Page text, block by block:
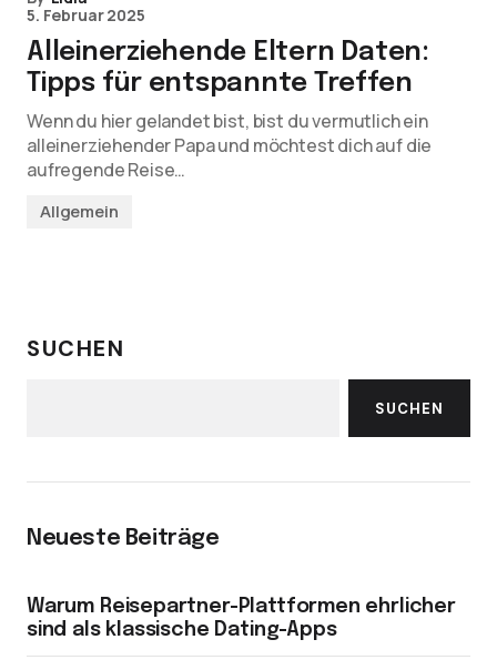
5. Februar 2025
Alleinerziehende Eltern Daten:
Tipps für entspannte Treffen
Wenn du hier gelandet bist, bist du vermutlich ein
alleinerziehender Papa und möchtest dich auf die
aufregende Reise…
Allgemein
SUCHEN
SUCHEN
Neueste Beiträge
Warum Reisepartner-Plattformen ehrlicher
sind als klassische Dating-Apps